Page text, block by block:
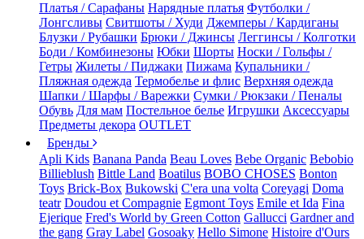
Платья / Сарафаны Нарядные платья Футболки /
Лонгсливы Свитшоты / Худи Джемперы / Кардиганы
Блузки / Рубашки Брюки / Джинсы Леггинсы / Колготки
Боди / Комбинезоны Юбки Шорты Носки / Гольфы /
Гетры Жилеты / Пиджаки Пижама Купальники /
Пляжная одежда Термобелье и флис Верхняя одежда
Шапки / Шарфы / Варежки Сумки / Рюкзаки / Пеналы
Обувь Для мам Постельное белье Игрушки Аксессуары
Предметы декора OUTLET
Бренды
Apli Kids Banana Panda Beau Loves Bebe Organic Bebobio
Billieblush Bittle Land Boatilus BOBO CHOSES Bonton
Toys Brick-Box Bukowski C'era una volta Coreyagi Doma
teatr Doudou et Compagnie Egmont Toys Emile et Ida Fina
Ejerique Fred's World by Green Cotton Gallucci Gardner and
the gang Gray Label Gosoaky Hello Simone Histoire d'Ours